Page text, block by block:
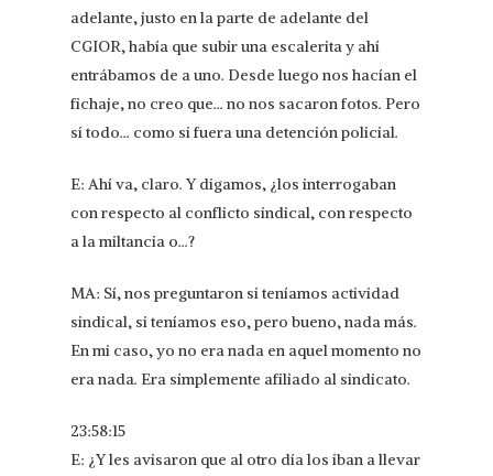
adelante, justo en la parte de adelante del
CGIOR, había que subir una escalerita y ahí
entrábamos de a uno. Desde luego nos hacían el
fichaje, no creo que… no nos sacaron fotos. Pero
sí todo… como si fuera una detención policial.
E: Ahí va, claro. Y digamos, ¿los interrogaban
con respecto al conflicto sindical, con respecto
a la miltancia o…?
MA: Sí, nos preguntaron si teníamos actividad
sindical, si teníamos eso, pero bueno, nada más.
En mi caso, yo no era nada en aquel momento no
era nada. Era simplemente afiliado al sindicato.
23:58:15
E: ¿Y les avisaron que al otro día los iban a llevar